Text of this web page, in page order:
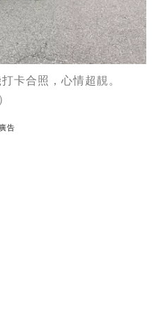
卡合照，心情超靚。
廣告